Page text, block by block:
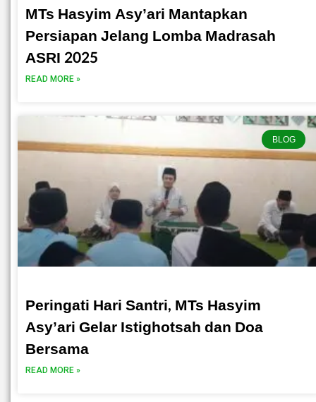
MTs Hasyim Asy’ari Mantapkan
Persiapan Jelang Lomba Madrasah
ASRI 2025
READ MORE »
BLOG
Peringati Hari Santri, MTs Hasyim
Asy’ari Gelar Istighotsah dan Doa
Bersama
READ MORE »